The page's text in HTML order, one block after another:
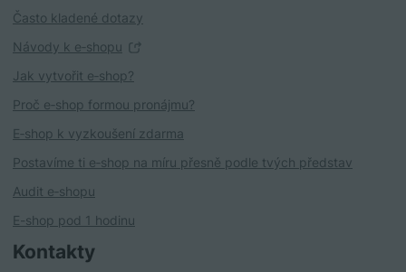
Často kladené dotazy
Návody k e‑shopu
Jak vytvořit e‑shop?
Proč e‑shop formou pronájmu?
E‑shop k vyzkoušení zdarma
Postavíme ti e‑shop na míru přesně podle tvých představ
Audit e‑shopu
E-shop pod 1 hodinu
Kontakty